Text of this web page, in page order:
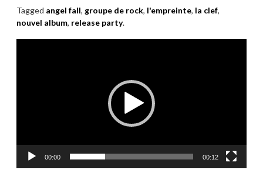
Tagged angel fall, groupe de rock, l'empreinte, la clef,
nouvel album, release party.
00:00 00:12